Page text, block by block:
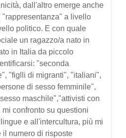
dall'altro emerge anche
"rappresentanza" a livello
politico. E con quale
un ragazzo/a nato in
in Italia da piccolo
"seconda
"figlli di migranti", "italiani",
di sesso femminile",
maschile","attivisti con
confronto su questioni
e all'intercultura, più mi
il numero di risposte